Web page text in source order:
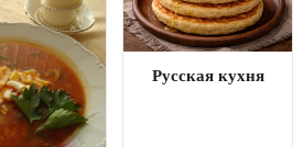
Русская кухня